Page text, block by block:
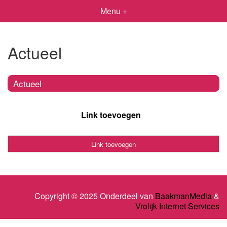
Menu +
Actueel
Actueel
Link toevoegen
Link toevoegen
Copyright © 2025 Onderdeel van BaakmanMedia&
Vrolijk Internet Services